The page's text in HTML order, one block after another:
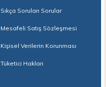
Sıkça Sorulan Sorular
Mesafeli Satış Sözleşmesi
Kişisel Verilerin Korunması
Tüketici Hakları